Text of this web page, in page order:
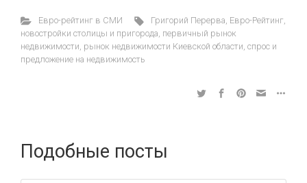
Евро-рейтинг в СМИ Григорий Перерва, Евро-Рейтинг,
новостройки столицы и пригорода, первичный рынок
недвижимости, рынок недвижимости Киевской области, спрос и
предложение на недвижимость
Подобные посты